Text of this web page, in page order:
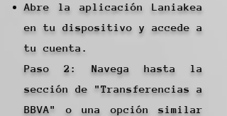
Abre la aplicación Laniakea
en tu dispositivo y accede a
tu cuenta.
Paso 2: Navega hasta la
sección de "Transferencias a
BBVA" o una opción similar